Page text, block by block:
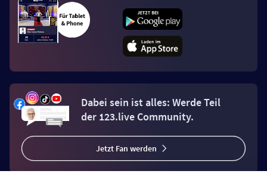
Dabei sein ist alles: Werde Teil
der 123.live Community.
Jetzt Fan werden